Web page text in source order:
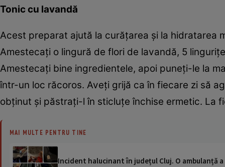
Tonic cu lavandă
Acest preparat ajută la curăţarea şi la hidratarea
Amestecaţi o lingură de flori de lavandă, 5
Amestecaţi bine ingredientele, apoi puneţi-le la
într-un loc răcoros. Aveţi grijă ca în fiecare zi să
obţinut şi păstraţi-l în sticluţe închise ermetic. La
MAI MULTE PENTRU TINE
Incident halucinant în județul Cluj. O ambulanță